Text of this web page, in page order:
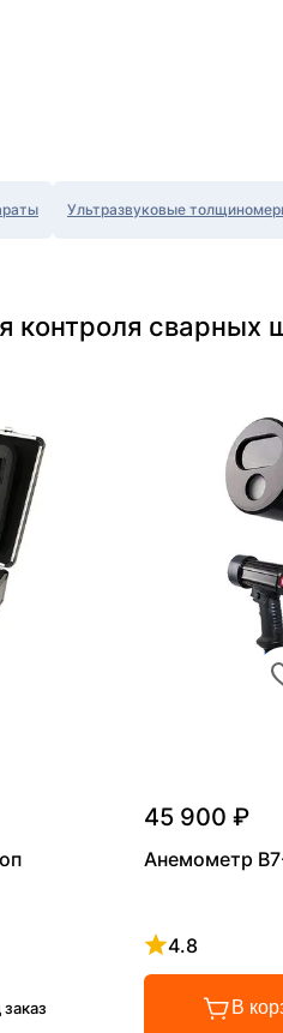
Ультразвуковые
контроля
45 900 ₽
Анемометр
4.8
Рейтинг 4.8 из 5
В